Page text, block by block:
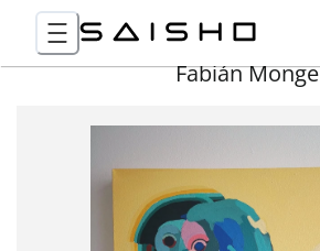
Fabián Monge